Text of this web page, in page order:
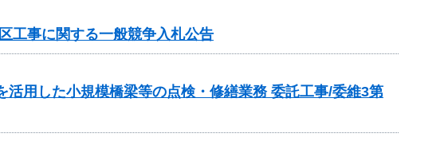
工事に関する一般競争入札公告
用した小規模橋梁等の点検・修繕業務 委託工事/委維3第